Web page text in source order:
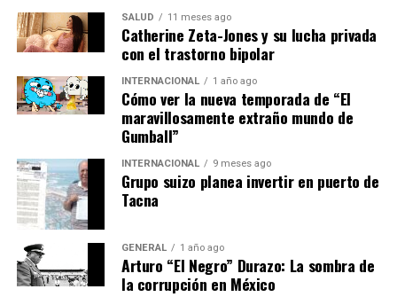
Futuras
El impacto de la inseguridad no solo afecta la vida diaria
de los ciudadanos, sino que también tiene repercusiones
económicas. La percepción de inseguridad puede
disuadir a los turistas y a los inversionistas, afectando
sectores clave como el turismo y el comercio.
Las autoridades han enfatizado la importancia de la
colaboración ciudadana para combatir la delincuencia.
“La participación de la comunidad es esencial.
Necesitamos que los ciudadanos denuncien y colaboren
con las fuerzas de seguridad”, afirmó el secretario de
Seguridad Ciudadana, Omar García Harfuch.
SALUD 11 meses ago
Catherine Zeta-Jones y su lucha privada
con el trastorno bipolar
INTERNACIONAL 1 año ago
Cómo ver la nueva temporada de “El
maravillosamente extraño mundo de
Gumball”
INTERNACIONAL 9 meses ago
Grupo suizo planea invertir en puerto de
Tacna
GENERAL 1 año ago
Arturo “El Negro” Durazo: La sombra de
la corrupción en México